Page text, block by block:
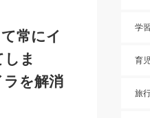
常にイ
ま
ラを解消
学習
育
旅